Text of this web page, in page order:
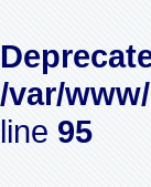
/var/
line 95